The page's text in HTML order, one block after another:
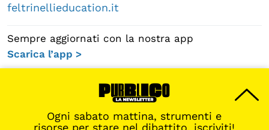
Ogni sabato mattina, strumenti e
risorse per stare nel dibattito, iscriviti!
feltrinellieducation.it
Sempre aggiornati con la nostra app
Scarica l’app >